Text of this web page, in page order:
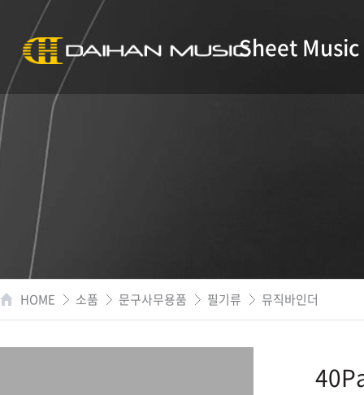
Sheet Music
HOME 소품 문구사무용품 필기류 뮤직바인더